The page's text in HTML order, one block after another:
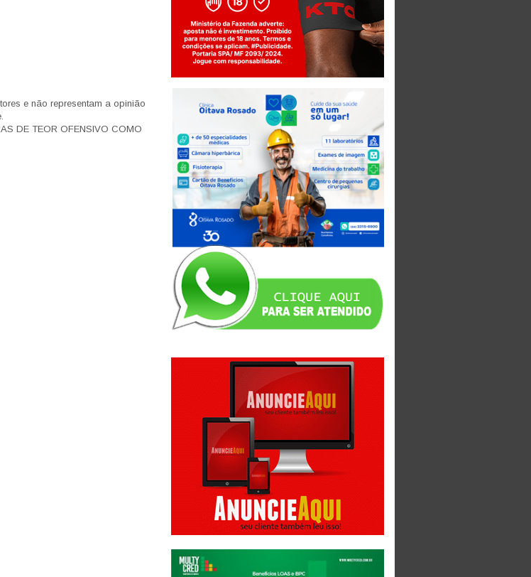
e não representam a opinião
DE TEOR OFENSIVO COMO
Jogue com responsabilidade. 18+